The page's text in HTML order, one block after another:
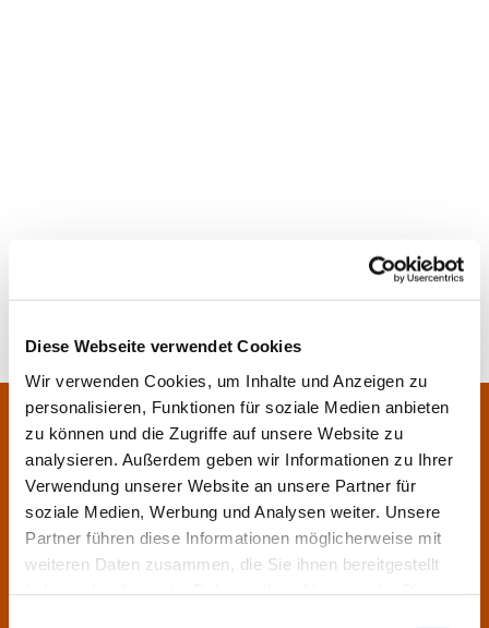
Diese Webseite verwendet Cookies
Wir verwenden Cookies, um Inhalte und Anzeigen zu
personalisieren, Funktionen für soziale Medien anbieten
zu können und die Zugriffe auf unsere Website zu
analysieren. Außerdem geben wir Informationen zu Ihrer
Verwendung unserer Website an unsere Partner für
soziale Medien, Werbung und Analysen weiter. Unsere
Partner führen diese Informationen möglicherweise mit
weiteren Daten zusammen, die Sie ihnen bereitgestellt
Pfarrei Sankt Klara und Franziskus am Main
Zentrales Pfarrbüro:
Im Bangert 8,63450 Hanau
06181 9230070
pfarrei.klara-franziskus@bistum-fulda.de
Öffnungszeiten:
Montag
geschlossen